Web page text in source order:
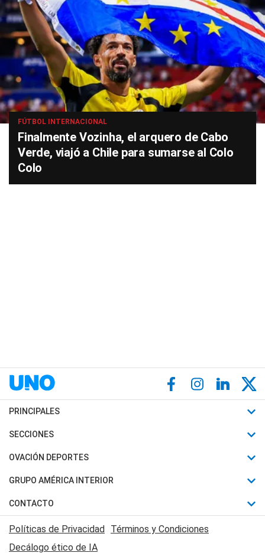
FÚTBOL INTERNACIONAL
Finalmente Vozinha, el arquero de Cabo
Verde, viajó a Chile para sumarse al Colo
Colo
PRINCIPALES
Últimas Noticias
Política
Judiciales
Economia
SECCIONES
Horóscopo
Motores
Trucos caseros
Series y Películas
OVACIÓN DEPORTES
Fútbol
Mundial
Automovilismo
Rugby
GRUPO AMÉRICA INTERIOR
Canal 7 en Vivo
CONTACTO
Acerca de Nosotros
Contactanos
Políticas de Privacidad
Términos y Condiciones
Decálogo ético de IA